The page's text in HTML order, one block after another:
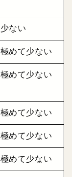
少ない
極めて少ない
極めて少ない
極めて少ない
極めて少ない
極めて少ない